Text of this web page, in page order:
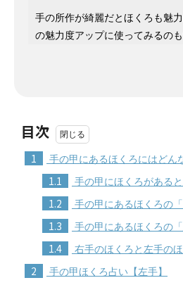
手の所作が綺麗だとほくろも魅
の魅力度アップに使ってみるのも
目次
1 手の甲にあるほくろにはどん
1.1 手の甲にほくろがある
1.2 手の甲にあるほくろの「
1.3 手の甲にあるほくろの「
1.4 右手のほくろと左手の
2 手の甲ほくろ占い【左手】